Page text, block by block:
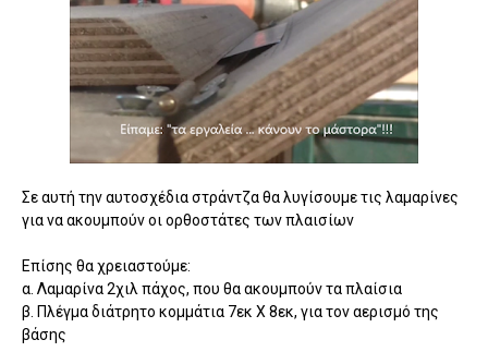
Σε αυτή την αυτοσχέδια στράντζα θα λυγίσουμε τις λαμαρίνες
για να ακουμπούν οι ορθοστάτες των πλαισίων
Επίσης θα χρειαστούμε:
α. Λαμαρίνα 2χιλ πάχος, που θα ακουμπούν τα πλαίσια
β. Πλέγμα διάτρητο κομμάτια 7εκ Χ 8εκ, για τον αερισμό της
βάσης